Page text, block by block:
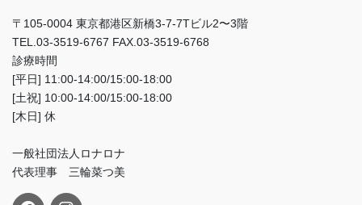
〒105-0004 東京都港区新橋3-7-7Tビル2〜3階
TEL.03-3519-6767 FAX.03-3519-6768
診療時間
[平日] 11:00-14:00/15:00-18:00
[土祝] 10:00-14:00/15:00-18:00
[木日] 休
一般社団法人ロナロナ
代表理事 三輪菜つ美